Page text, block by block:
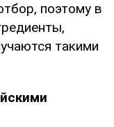
поэтому в
такими